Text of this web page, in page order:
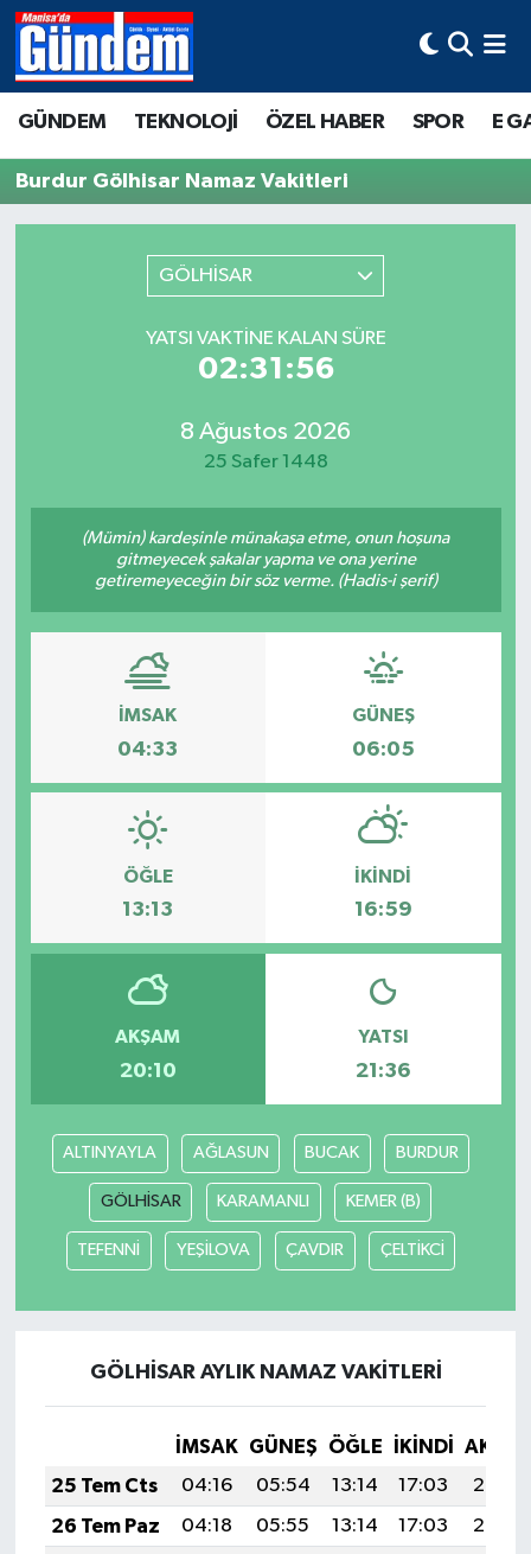
GÜNDEM TEKNOLOJİ ÖZEL HABER SPOR E
Burdur Gölhisar Namaz Vakitleri
GÖLHİSAR
YATSI VAKTINE KALAN SÜRE
02:31:56
8 Ağustos 2026
25 Safer 1448
(Mümin) kardeşinle münakaşa etme, onun hoşuna
gitmeyecek şakalar yapma ve ona yerine
getiremeyeceğin bir söz verme. (Hadis-i şerif)
İMSAK
04:33
GÜNEŞ
06:05
ÖĞLE
13:13
İKINDI
16:59
AKŞAM
20:10
YATSI
21:36
ALTINYAYLA AĞLASUN BUCAK BURDUR
GÖLHİSAR KARAMANLI KEMER (B)
TEFENNİ YEŞİLOVA ÇAVDIR ÇELTİKCİ
GÖLHİSAR AYLIK NAMAZ VAKITLERI
İMSAK GÜNEŞ ÖĞLE İKINDI
25 Tem Cts
04:16 05:54 13:14 17:03
20:23
26 Tem Paz
04:18 05:55 13:14 17:03
20:22
Manisa Hava Durumu
Süper Lig Puan Durumu ve Fikstür
Tüm Manşetler
Son Dakika Haberleri